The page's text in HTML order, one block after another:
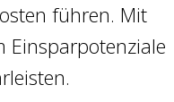
führen. Mit
Einsparpotenziale